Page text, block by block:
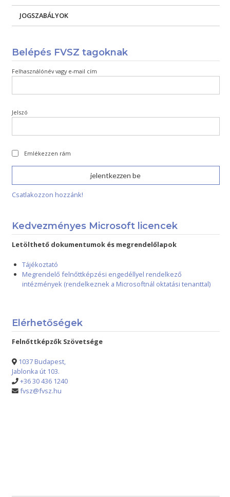
JOGSZABÁLYOK
Belépés FVSZ tagoknak
Felhasználónév vagy e-mail cím
Jelszó
Emlékezzen rám
Csatlakozzon hozzánk!
Kedvezményes Microsoft licencek
Letölthető dokumentumok és megrendelőlapok
Tájékoztató
Megrendelő felnőttképzési engedéllyel rendelkező
intézmények (rendelkeznek a Microsoftnál oktatási tenanttal)
Elérhetőségek
Felnőttképzők Szövetsége
1037 Budapest,
Jablonka út 103.
+36 30 436 1240
fvsz@fvsz.hu